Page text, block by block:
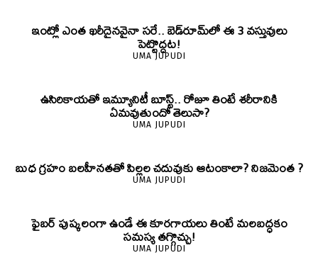
ఇంట్లో ఎంత ఖరీదైనవైనా సరే.. బెడ్‌రూమ్‌లో ఈ 3 వస్తువులు
పెట్టొద్దట!
UMA JUPUDI
ఉసిరికాయతో ఇమ్యూనిటీ బూస్ట్‌.. రోజూ తింటే శరీరానికి
ఏమవుతుందో తెలుసా?
UMA JUPUDI
బుధ గ్రహం బలహీనతతో పిల్లల చదువుకు ఆటంకాలా? నిజమెంత ?
UMA JUPUDI
ఫైబర్‌ పుష్కలంగా ఉండే ఈ కూరగాయలు తింటే మలబద్ధకం
సమస్య తగ్గొచ్చు!
UMA JUPUDI